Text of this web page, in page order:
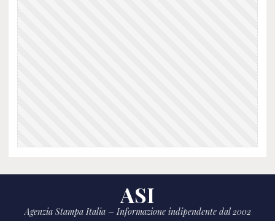
ASI
Agenzia Stampa Italia – Informazione indipendente dal 2002